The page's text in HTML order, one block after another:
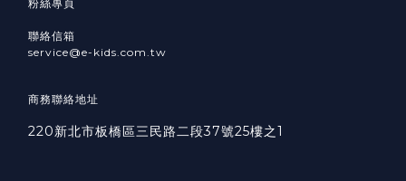
粉絲專頁
聯絡信箱
service@e-kids.com.tw
商務聯絡地址
220新北市板橋區三民路二段37號25樓之1